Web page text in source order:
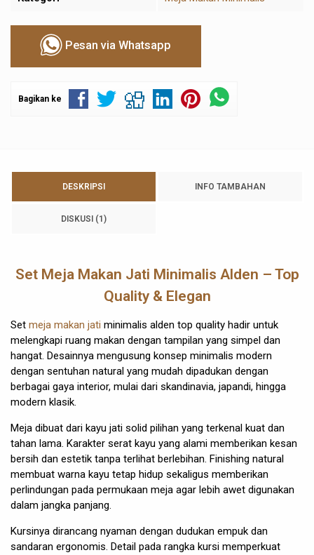
Pesan via Whatsapp
Bagikan ke
DESKRIPSI INFO TAMBAHAN
DISKUSI (1)
Set Meja Makan Jati Minimalis Alden – Top
Quality & Elegan
Set meja makan jati minimalis alden top quality hadir untuk
melengkapi ruang makan dengan tampilan yang simpel dan
hangat. Desainnya mengusung konsep minimalis modern
dengan sentuhan natural yang mudah dipadukan dengan
berbagai gaya interior, mulai dari skandinavia, japandi, hingga
modern klasik.
Meja dibuat dari kayu jati solid pilihan yang terkenal kuat dan
tahan lama. Karakter serat kayu yang alami memberikan kesan
bersih dan estetik tanpa terlihat berlebihan. Finishing natural
membuat warna kayu tetap hidup sekaligus memberikan
perlindungan pada permukaan meja agar lebih awet digunakan
dalam jangka panjang.
Kursinya dirancang nyaman dengan dudukan empuk dan
sandaran ergonomis. Detail pada rangka kursi memperkuat